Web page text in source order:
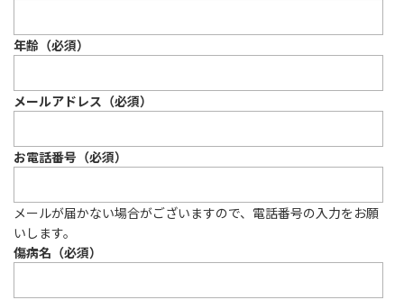
年齢（必須）
メールアドレス（必須）
お電話番号（必須）
メールが届かない場合がございますので、電話番号の入力をお願
いします。
傷病名（必須）